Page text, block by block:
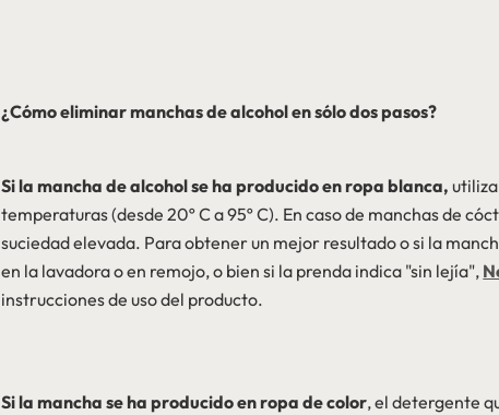
¿Cómo eliminar manchas de alcohol en sólo dos pasos?
Si la mancha de alcohol se ha producido en ropa blanca, utiliza
temperaturas (desde 20º C a 95º C). En caso de manchas de
suciedad elevada. Para obtener un mejor resultado o si la
en la lavadora o en remojo, o bien si la prenda indica "sin lejía",
instrucciones de uso del producto.
Si la mancha se ha producido en ropa de color, el detergente